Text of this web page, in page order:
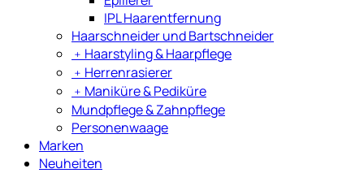
IPL Haarentfernung
Haarschneider und Bartschneider
﹢ Haarstyling & Haarpflege
﹢ Herrenrasierer
﹢ Maniküre & Pediküre
Mundpflege & Zahnpflege
Personenwaage
Marken
Neuheiten